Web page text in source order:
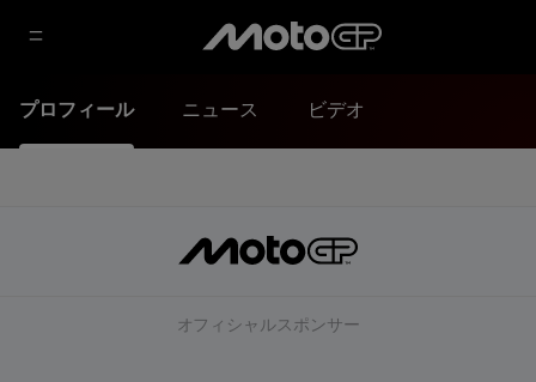
プロフィール ニュース ビデオ
オフィシャルスポンサー